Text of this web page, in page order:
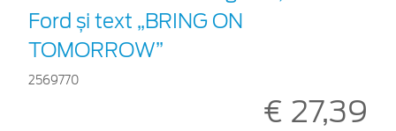
Ford și text „BRING ON
TOMORROW”
2569770
€ 27,39